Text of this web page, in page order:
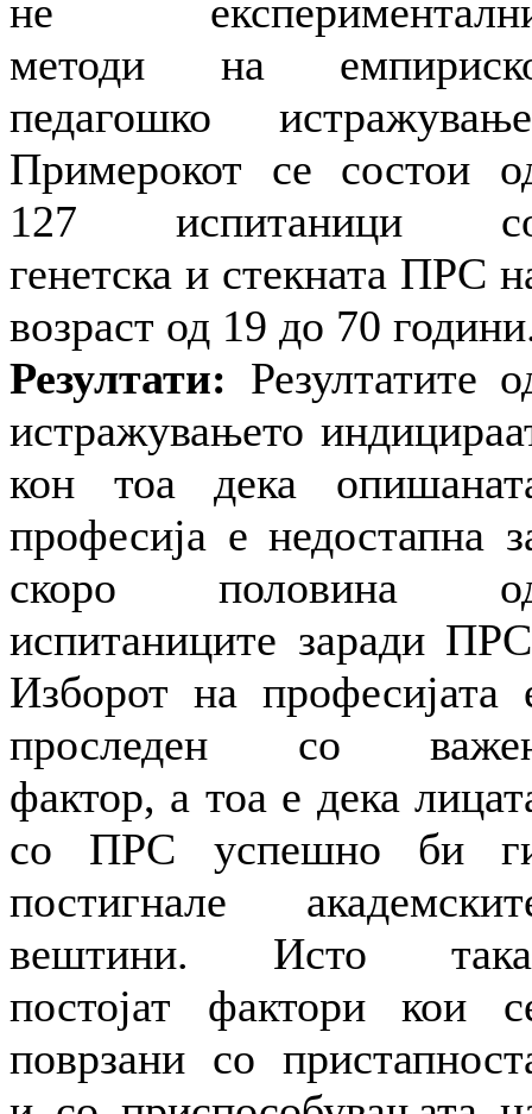
не
методи на
педагошко
Примерокот се состои
127 испитаници
генетска и стекната ПРС
возраст од 19 до 70
Резултати: Резултатите
истражувањето
кон тоа дека
професија е недостапна
скоро половина
испитаниците заради
Изборот на професијата
проследен со
фактор, а тоа е дека
со ПРС успешно би
постигнале
вештини. Исто
постојат фактори кои
поврзани со